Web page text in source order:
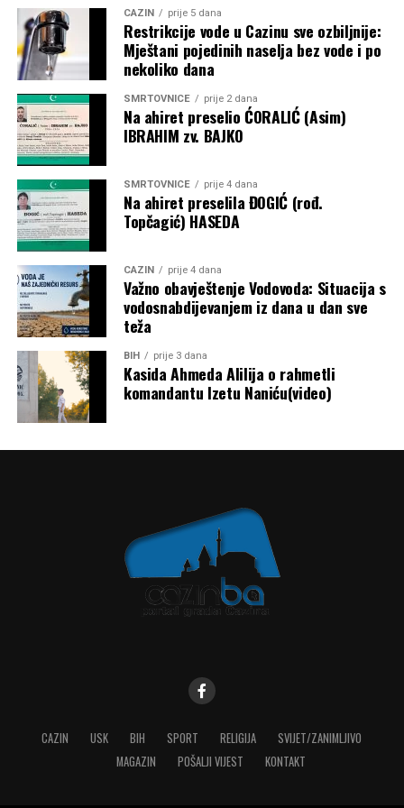
historijskog Mundijala 2030., koji će biti održan na tri
kontinenta i u šest država.
Share Post
Share
Tweet Share
CAZIN prije 5 dana
Restrikcije vode u Cazinu sve ozbiljnije:
Mještani pojedinih naselja bez vode i po
nekoliko dana
SMRTOVNICE prije 2 dana
Na ahiret preselio ĆORALIĆ (Asim)
IBRAHIM zv. BAJKO
SMRTOVNICE prije 4 dana
Na ahiret preselila ĐOGIĆ (rođ.
Topčagić) HASEDA
CAZIN prije 4 dana
Važno obavještenje Vodovoda: Situacija s
vodosnabdijevanjem iz dana u dan sve
teža
BIH prije 3 dana
Kasida Ahmeda Alilija o rahmetli
komandantu Izetu Naniću(video)
CAZIN USK BIH SPORT RELIGIJA
SVIJET/ZANIMLJIVO
MAGAZIN
POŠALJI VIJEST KONTAKT